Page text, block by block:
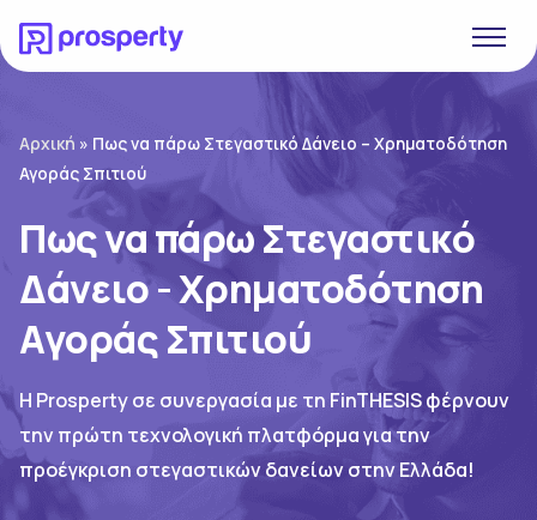
Αρχική » Πως να πάρω Στεγαστικό Δάνειο – Χρηματοδότηση
Αγοράς Σπιτιού
Πως να πάρω Στεγαστικό
Δάνειο - Χρηματοδότηση
Αγοράς Σπιτιού
H Prosperty σε συνεργασία με τη FinTHESIS φέρνουν
την πρώτη τεχνολογική πλατφόρμα για την
προέγκριση στεγαστικών δανείων στην Ελλάδα!